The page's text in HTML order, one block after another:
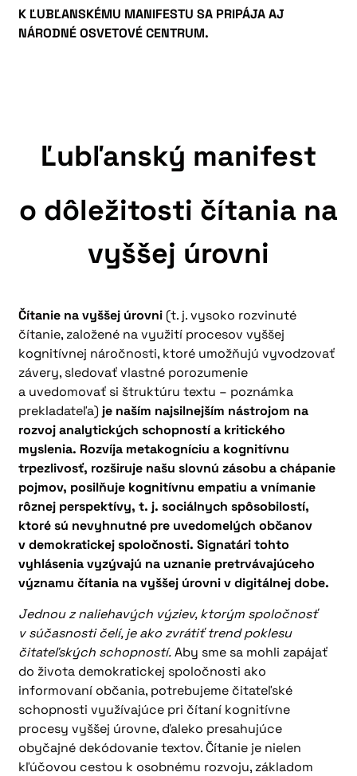
K ĽUBĽANSKÉMU MANIFESTU SA PRIPÁJA AJ
NÁRODNÉ OSVETOVÉ CENTRUM.
Ľubľanský manifest
o dôležitosti čítania na
vyššej úrovni
Čítanie na vyššej úrovni (t. j. vysoko rozvinuté
čítanie, založené na využití procesov vyššej
kognitívnej náročnosti, ktoré umožňujú vyvodzovať
závery, sledovať vlastné porozumenie
a uvedomovať si štruktúru textu – poznámka
prekladateľa) je naším najsilnejším nástrojom na
rozvoj analytických schopností a kritického
myslenia. Rozvíja metakogníciu a kognitívnu
trpezlivosť, rozširuje našu slovnú zásobu a chápanie
pojmov, posilňuje kognitívnu empatiu a vnímanie
rôznej perspektívy, t. j. sociálnych spôsobilostí,
ktoré sú nevyhnutné pre uvedomelých občanov
v demokratickej spoločnosti. Signatári tohto
vyhlásenia vyzývajú na uznanie pretrvávajúceho
významu čítania na vyššej úrovni v digitálnej dobe.
Jednou z naliehavých výziev, ktorým spoločnosť
v súčasnosti čelí, je ako zvrátiť trend poklesu
čitateľských schopností.Aby sme sa mohli zapájať
do života demokratickej spoločnosti ako
informovaní občania, potrebujeme čitateľské
schopnosti využívajúce pri čítaní kognitívne
procesy vyššej úrovne, ďaleko presahujúce
obyčajné dekódovanie textov. Čítanie je nielen
kľúčovou cestou k osobnému rozvoju, základom